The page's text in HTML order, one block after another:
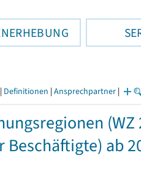
| Definitionen | Ansprechpartner |
Beschäftigte) ab